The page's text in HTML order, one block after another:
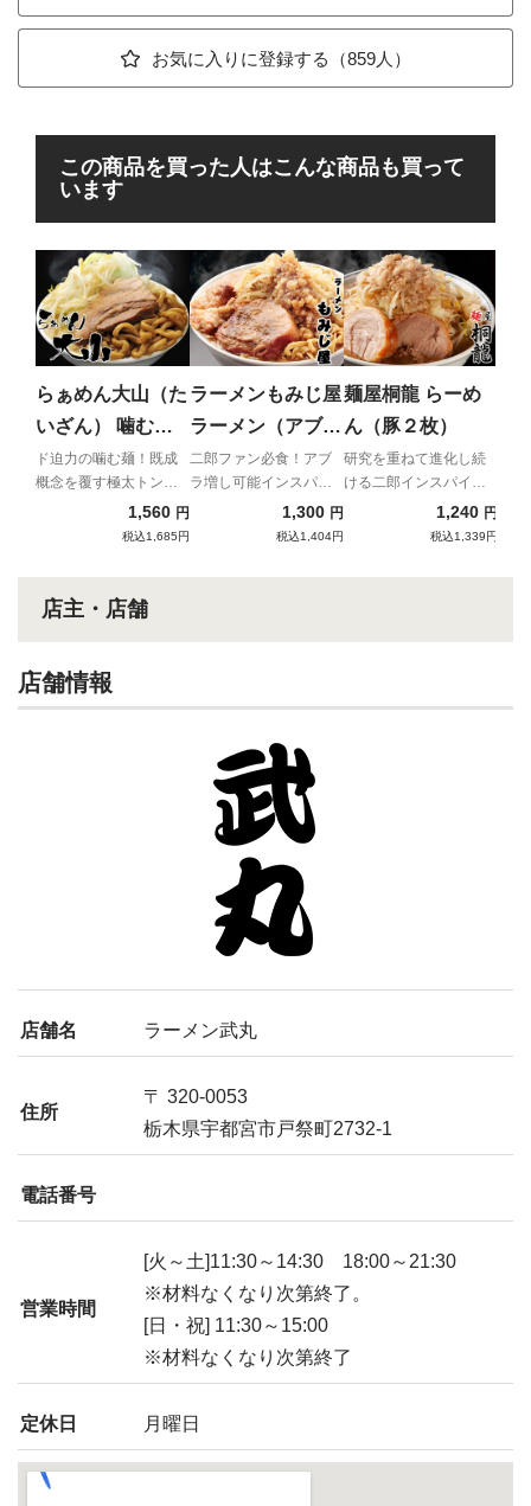
お気に入りに登録する（859人）
この商品を買った人はこんな商品も買って
います
らぁめん大山（た
いざん） 噛む麺!
大麺
ド迫力の噛む麺！既成
概念を覆す極太トンコ
1,560 円
税込1,685円
ラーメンもみじ屋
ラーメン（アブラ
トッピング付）
二郎ファン必食！アブ
ラ増し可能インスパイ
1,300 円
税込1,404円
麺屋桐龍 らーめ
ん（豚２枚）
研究を重ねて進化し続
ける二郎インスパイ
1,240 円
税込1,339円
店主・店舗
店舗情報
店舗名 ラーメン武丸
住所
〒 320-0053
栃木県宇都宮市戸祭町2732-1
電話番号
営業時間
[火～土]11:30～14:30 18:00～21:30
※材料なくなり次第終了。
[日・祝] 11:30～15:00
※材料なくなり次第終了
定休日 月曜日